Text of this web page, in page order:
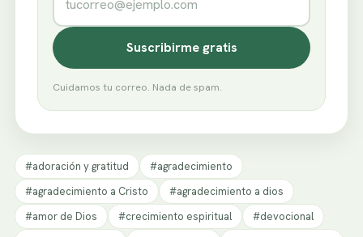
Suscribirme gratis
Cuidamos tu correo. Nada de spam.
#adoración y gratitud
#agradecimiento
#agradecimiento a Cristo
#agradecimiento a dios
#amor de Dios
#crecimiento espiritual
#devocional